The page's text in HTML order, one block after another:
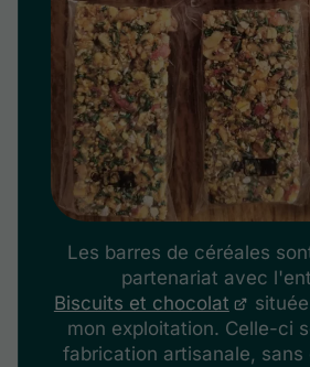
Les barres de céréales
partenariat avec
Biscuits et chocolat
mon exploitation. Celle-ci
fabrication artisanale, sans